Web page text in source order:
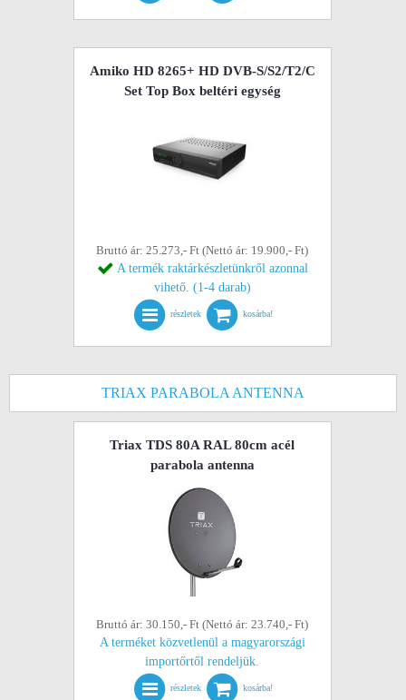
Amiko HD 8265+ HD DVB-S/S2/T2/C
Set Top Box beltéri egység
Bruttó ár: 25.273,- Ft (Nettó ár: 19.900,- Ft)
A termék raktárkészletünkről azonnal
vihető. (1-4 darab)
részletek kosárba!
TRIAX PARABOLA ANTENNA
Triax TDS 80A RAL 80cm acél
parabola antenna
Bruttó ár: 30.150,- Ft (Nettó ár: 23.740,- Ft)
A terméket közvetlenül a magyarországi
importőrtől rendeljük.
részletek kosárba!